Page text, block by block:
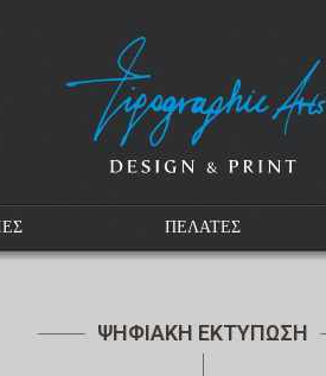
ΠΕΛΑΤΕΣ
ΨΗΦΙΑΚΗ ΕΚΤΥΠΩΣΗ